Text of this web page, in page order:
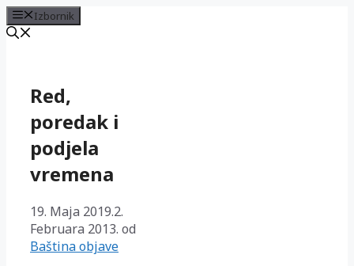
Izbornik
sadržajRed,
poredak i
podjela
vremena
19. Maja 2019.2.
Februara 2013. od
Baština objave